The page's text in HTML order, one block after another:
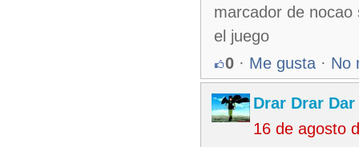
marcador de
el juego
0 · Me gusta · No
Drar Drar Dar
16 de agosto